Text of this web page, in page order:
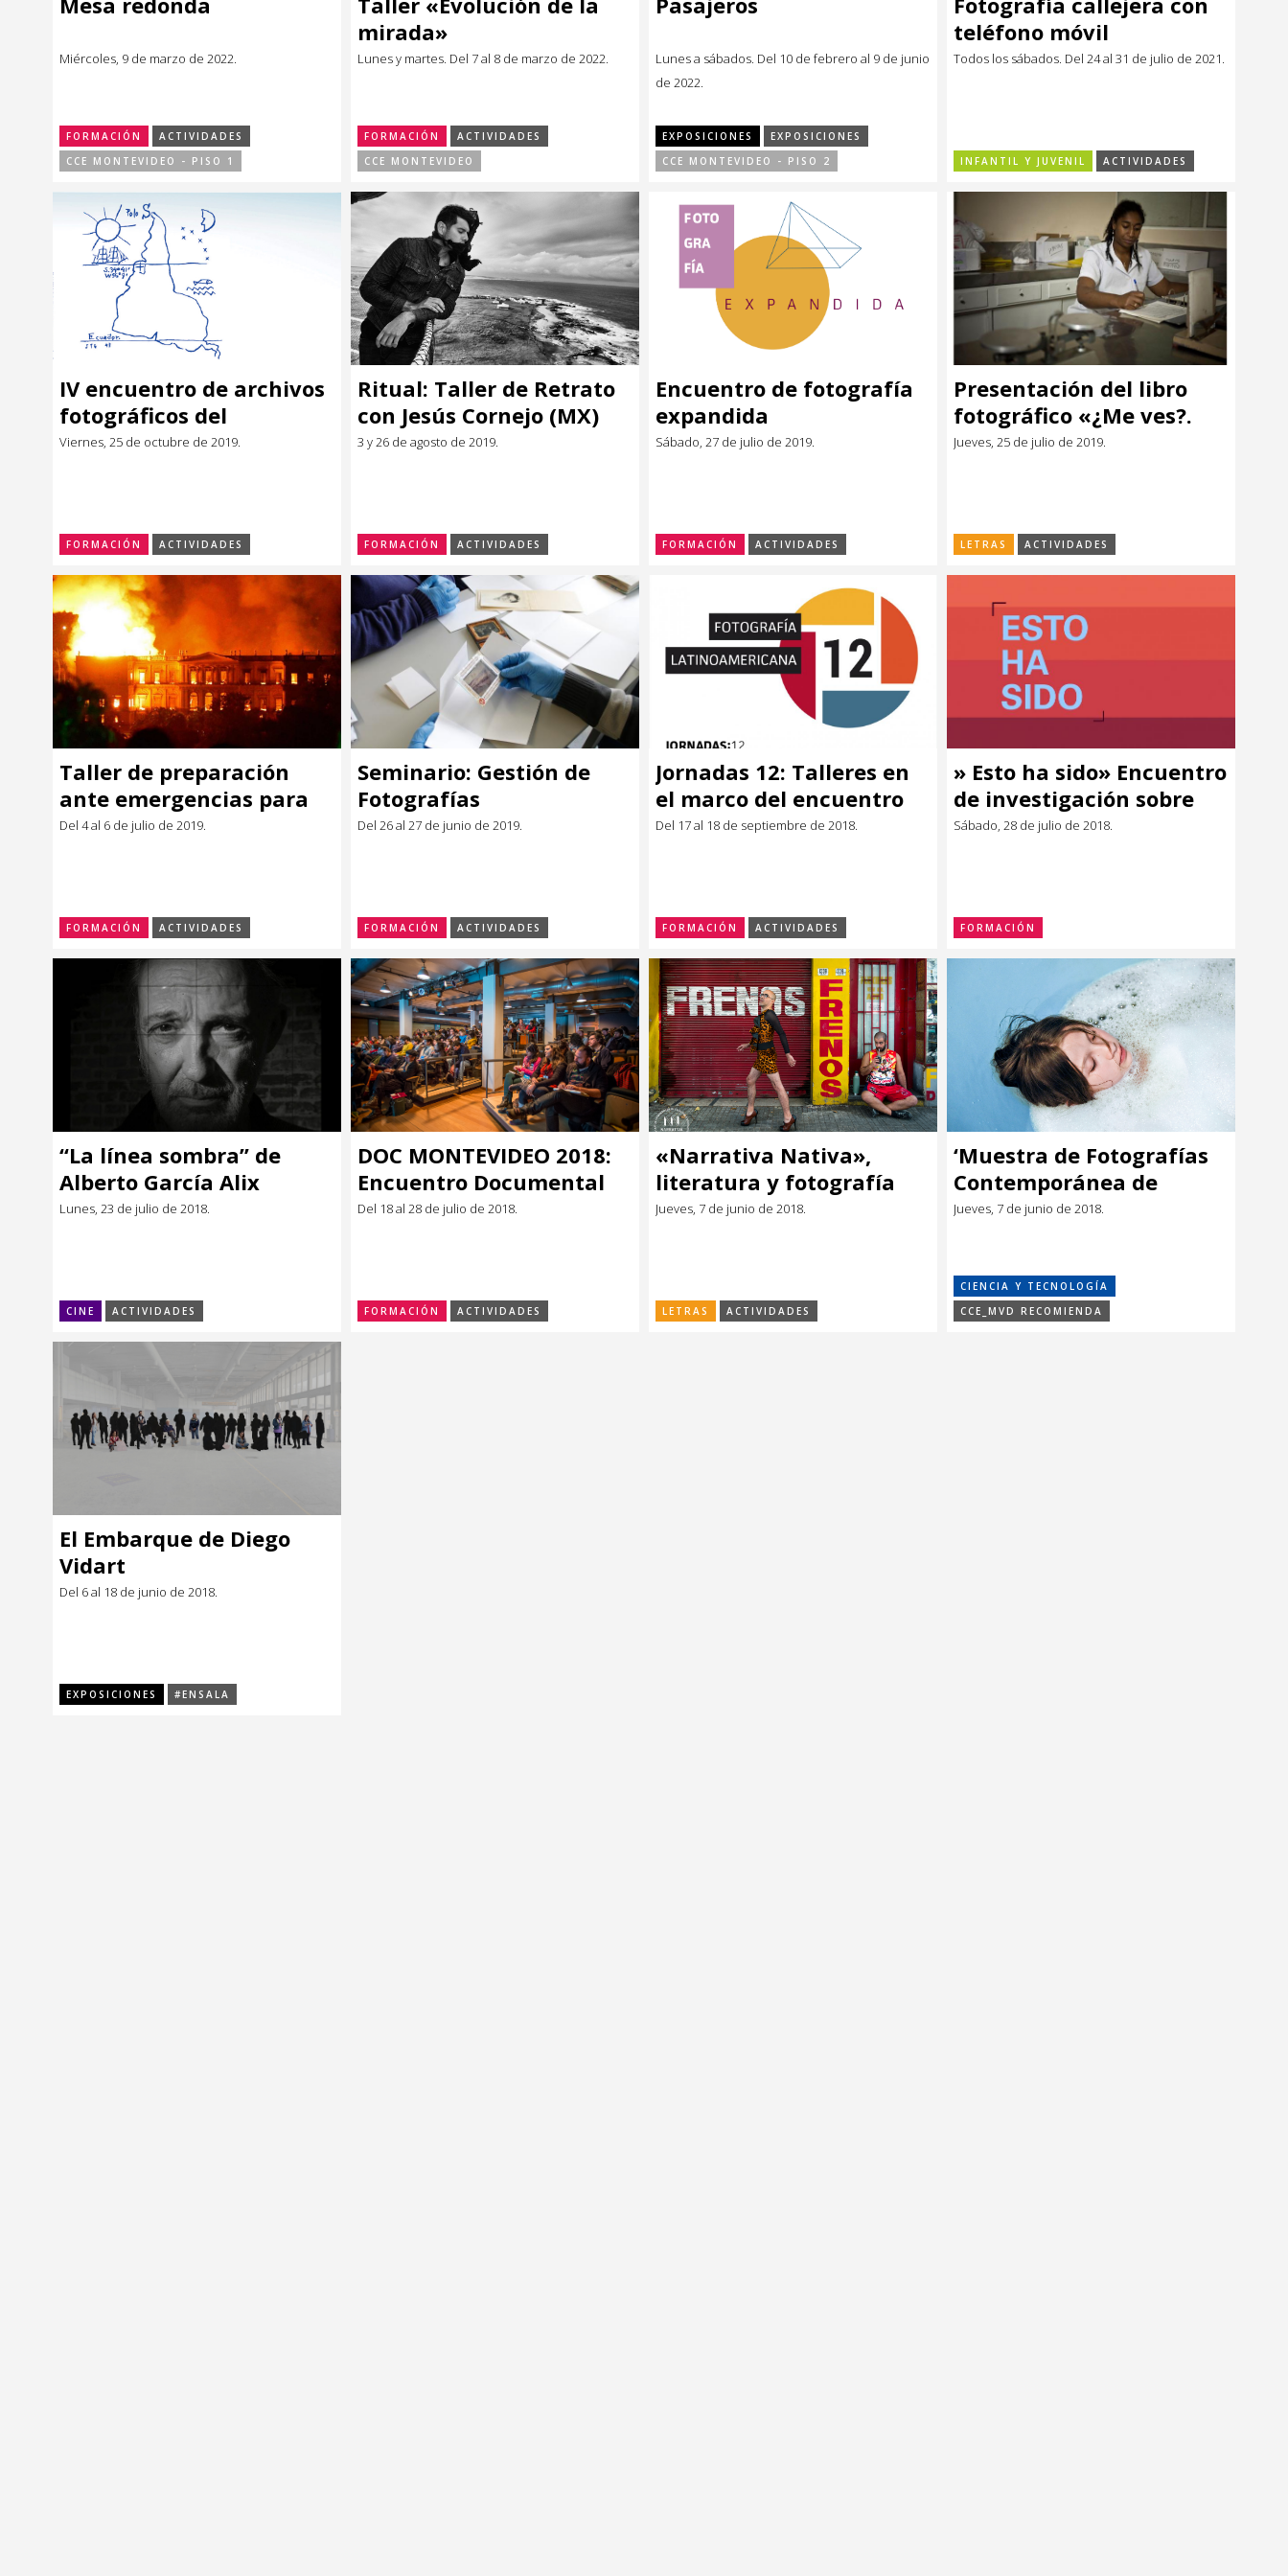
Sin categoría Sin categoría
Miércoles, 9 de marzo de 2022.
FORMACIÓN
ACTIVIDADES
CCE MONTEVIDEO - PISO 1
mirada»
Lunes y martes. Del 7 al 8 de marzo de 2022.
FORMACIÓN
ACTIVIDADES
CCE MONTEVIDEO
Lunes a sábados. Del 10 de febrero al 9 de junio
de 2022.
EXPOSICIONES
EXPOSICIONES
CCE MONTEVIDEO - PISO 2
teléfono móvil
Todos los sábados. Del 24 al 31 de julio de 2021.
INFANTIL Y JUVENIL ACTIVIDADES
IV encuentro de archivos
fotográficos del
MERCOSUR
Viernes, 25 de octubre de 2019.
FORMACIÓN ACTIVIDADES
Ritual: Taller de Retrato
con Jesús Cornejo (MX)
3 y 26 de agosto de 2019.
FORMACIÓN ACTIVIDADES
Encuentro de fotografía
expandida
Sábado, 27 de julio de 2019.
FORMACIÓN ACTIVIDADES
Presentación del libro
fotográfico «¿Me ves?.
Ciudadanas
Jueves, 25 de julio de 2019.
LETRAS ACTIVIDADES
Taller de preparación
ante emergencias para
instituciones con acervos
Del 4 al 6 de julio de 2019.
FORMACIÓN ACTIVIDADES
Seminario: Gestión de
Fotografías
Patrimoniales:
nivel II.
Del 26 al 27 de junio de 2019.
FORMACIÓN ACTIVIDADES
Jornadas 12: Talleres en
el marco del encuentro
Fotografía
Del 17 al 18 de septiembre de 2018.
FORMACIÓN ACTIVIDADES
» Esto ha sido» Encuentro
de investigación sobre
historia y fotografía en
Sábado, 28 de julio de 2018.
FORMACIÓN
“La línea sombra” de
Alberto García Alix
Lunes, 23 de julio de 2018.
CINE ACTIVIDADES
DOC MONTEVIDEO 2018:
Encuentro Documental
de las Televisoras
Del 18 al 28 de julio de 2018.
FORMACIÓN ACTIVIDADES
«Narrativa Nativa»,
literatura y fotografía
uruguayas en un libro
Jueves, 7 de junio de 2018.
LETRAS ACTIVIDADES
‘Muestra de Fotografías
Contemporánea de
Uruguay’ en Casa
Jueves, 7 de junio de 2018.
CIENCIA Y TECNOLOGÍA
CCE_MVD RECOMIENDA
El Embarque de Diego
Vidart
Del 6 al 18 de junio de 2018.
EXPOSICIONES #ENSALA